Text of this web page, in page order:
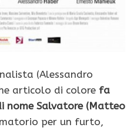
(Alessandro
articolo di colore fa
nome Salvatore (Matteo
per un furto,